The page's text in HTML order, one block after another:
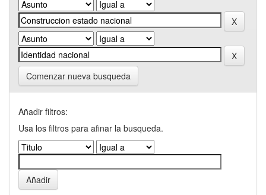
Comenzar nueva busqueda
Añadir filtros:
Usa los filtros para afinar la busqueda.